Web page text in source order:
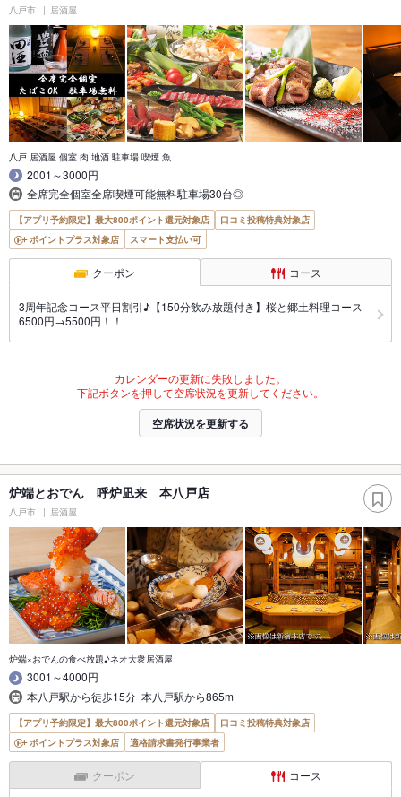
八戸市 居酒屋
八戸 居酒屋 個室 肉 地酒 駐車場 喫煙 魚
2001～3000円
全席完全個室全席喫煙可能無料駐車場30台◎
【アプリ予約限定】最大800ポイント還元対象店
口コミ投稿特典対象店
ポイントプラス対象店
スマート支払い可
クーポン コース
3周年記念コース平日割引♪【150分飲み放題付き】桜と郷土料理コース
6500円→5500円！！
カレンダーの更新に失敗しました。
下記ボタンを押して空席状況を更新してください。
空席状況を更新する
炉端とおでん 呼炉凪来 本八戸店
八戸市 居酒屋
炉端×おでんの食べ放題♪ネオ大衆居酒屋
3001～4000円
本八戸駅から徒歩15分 本八戸駅から865m
【アプリ予約限定】最大800ポイント還元対象店
口コミ投稿特典対象店
ポイントプラス対象店
適格請求書発行事業者
クーポン コース